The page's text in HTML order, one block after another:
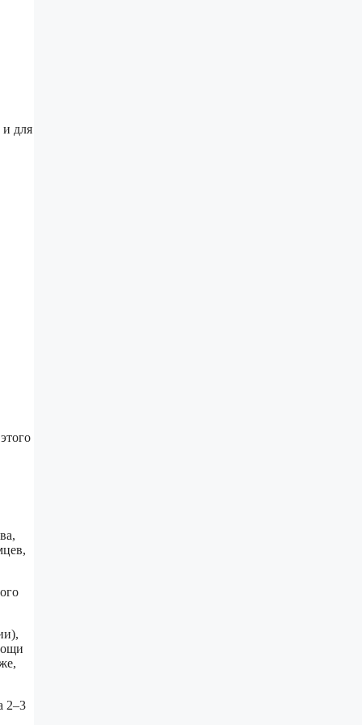
и для
2–3